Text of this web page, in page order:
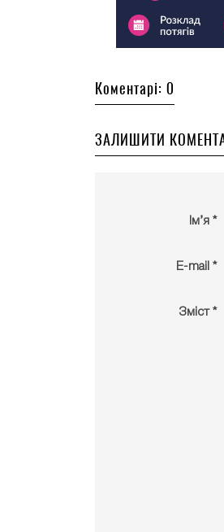
Коментарі: 0
ЗАЛИШИТИ
Ім’я *
E-mail *
Зміст *